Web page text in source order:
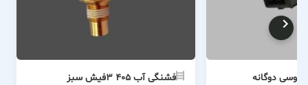
فشنگی آب ۴۰۵ 3فیش سبز